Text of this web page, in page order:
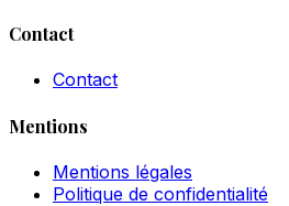
Contact
Contact
Mentions
Mentions légales
Politique de confidentialité